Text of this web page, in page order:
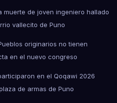
de joven ingeniero hallado
vallecito de Puno
originarios no tienen
en el nuevo congreso
en el Qoqawi 2026
de armas de Puno